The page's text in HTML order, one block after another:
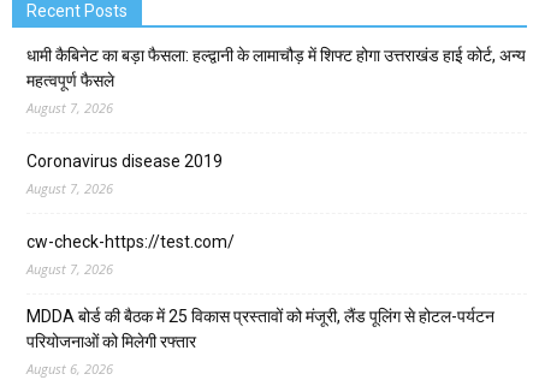
Recent Posts
धामी कैबिनेट का बड़ा फैसला: हल्द्वानी के लामाचौड़ में शिफ्ट होगा उत्तराखंड हाई कोर्ट, अन्य
महत्वपूर्ण फैसले
August 7, 2026
Coronavirus disease 2019
August 7, 2026
cw-check-https://test.com/
August 7, 2026
MDDA बोर्ड की बैठक में 25 विकास प्रस्तावों को मंजूरी, लैंड पूलिंग से होटल-पर्यटन
परियोजनाओं को मिलेगी रफ्तार
August 6, 2026